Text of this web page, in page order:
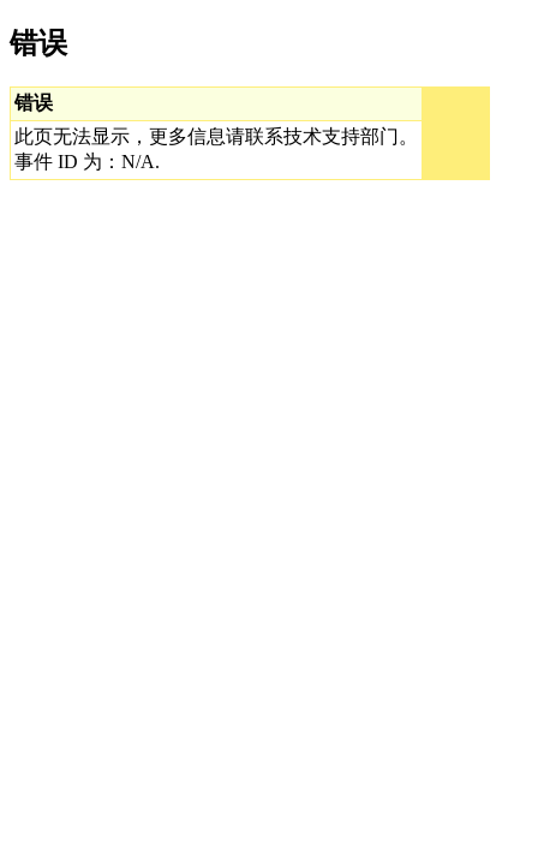
错误
错误
此页无法显示，更多信息请联系技术支持部门。
事件 ID 为：N/A.